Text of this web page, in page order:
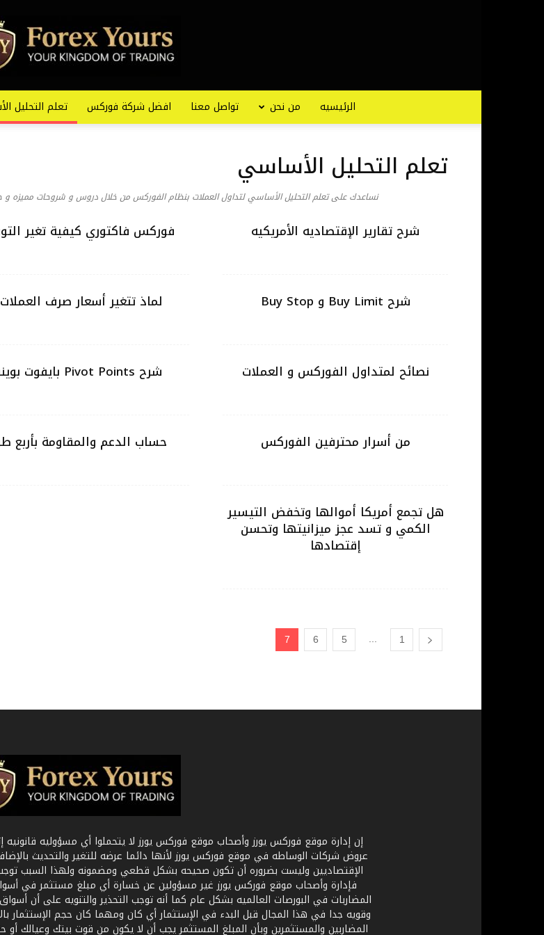
الرئيسيه من نحن تواصل معنا افضل شركة فوركس تعلم التحليل
تعلم التحليل الأساسي
نساعدك على تعلم التحليل الأساسي لتداول العملات بنظام الفوركس من خلال دروس و شروحات مميزه و
شرح تقارير الإقتصاديه الأمريكيه فوركس فاكتوري كيفية تغير
شرح Buy Limit و Buy Stop لماذ تتغير أسعار صرف
نصائح لمتداول الفوركس و العملات شرح Pivot Points بايفوت بوينت
من أسرار محترفين الفوركس حساب الدعم والمقاومة بأربع
هل تجمع أمريكا أموالها وتخفض التيسير
الكمي و تسد عجز ميزانيتها وتحسن
إقتصادها
1
5
6
7
إن إدارة موقع فوركس يورز وأصحاب موقع فوركس يورز لا يتحملوا أي مسؤوليه قانونيه
عروض شركات الوساطه في موقع فوركس يورز لأنها دائما عرضه للتغير والتحديث
الإقتصاديين وليست بضروره أن تكون صحيحه بشكل قطعي ومضمونه ولهذا السبب توجب
فإدارة وأصحاب موقع فوركس يورز غير مسؤولين عن خسارة أي مبلغ مستثمر في
المضاربات في البورصات العالميه بشكل عام كما أنه توجب التحذير والتنويه على أن
وقويه جدا في هذا المجال قبل البدء في الإستثمار أي كان ومهما كان حجم الإستثمار
المضاربين والمستثمرين وبأن المبلغ المستثمر يجب أن لا يكون من قوت بيتك